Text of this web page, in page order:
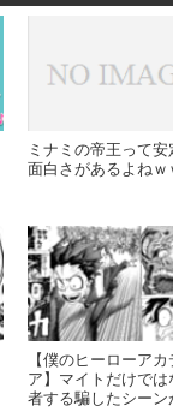
ミナミの帝王って安
面白さがあるよねｗ
【僕のヒーローアカ
ア】マイトだけでは
者する騙したシーン